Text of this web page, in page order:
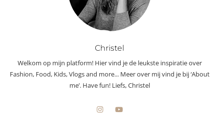
Christel
Welkom op mijn platform! Hier vind je de leukste inspiratie over
Fashion, Food, Kids, Vlogs and more... Meer over mij vind je bij ‘About
me’. Have fun! Liefs, Christel